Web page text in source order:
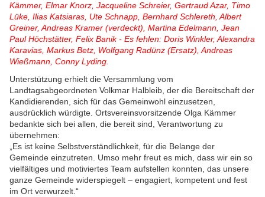
Kämmer, Elmar Knorz, Jacqueline Schreier, Gertraud Azar, Timo
Lüke, Ilias Katsiaras, Ute Schnapp, Bernhard Schlereth, Albert
Greiner, Andreas Kramer (verdeckt), Martina Edelmann, Jean
Paul Höchstätter, Felix Banik - Es fehlen: Doris Winkler, Alexandra
Karavias, Markus Betz, Wolfgang Radünz (Ersatz), Andreas
Wießmann, Conny Lyding.
Unterstützung erhielt die Versammlung vom
Landtagsabgeordneten Volkmar Halbleib, der die Bereitschaft der
Kandidierenden, sich für das Gemeinwohl einzusetzen,
ausdrücklich würdigte. Ortsvereinsvorsitzende Olga Kämmer
bedankte sich bei allen, die bereit sind, Verantwortung zu
übernehmen:
„Es ist keine Selbstverständlichkeit, für die Belange der
Gemeinde einzutreten. Umso mehr freut es mich, dass wir ein so
vielfältiges und motiviertes Team aufstellen konnten, das unsere
ganze Gemeinde widerspiegelt – engagiert, kompetent und fest
im Ort verwurzelt.“